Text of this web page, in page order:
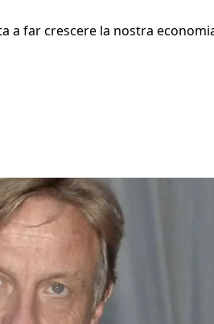
a far crescere la nostra